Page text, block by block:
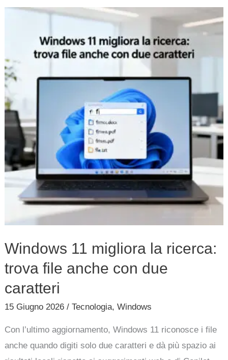
Windows 11 migliora la ricerca:
trova file anche con due
caratteri
15 Giugno 2026/Tecnologia,Windows
Con l’ultimo aggiornamento, Windows 11 riconosce i file
anche quando digiti solo due caratteri e dà più spazio ai
Windows
la
ricerca:
file
anche
con
due
caratteri